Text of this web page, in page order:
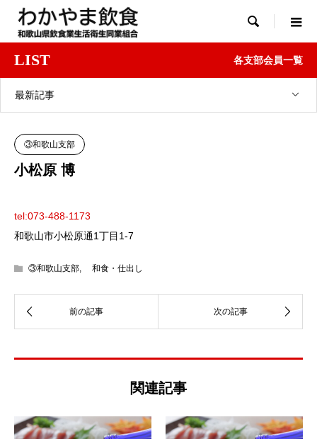

LIST 各支部会員一覧
最新記事
③和歌山支部
小松原 博
tel:073-488-1173
和歌山市小松原通1丁目1-7
③和歌山支部, 和食・仕出し
関連記事